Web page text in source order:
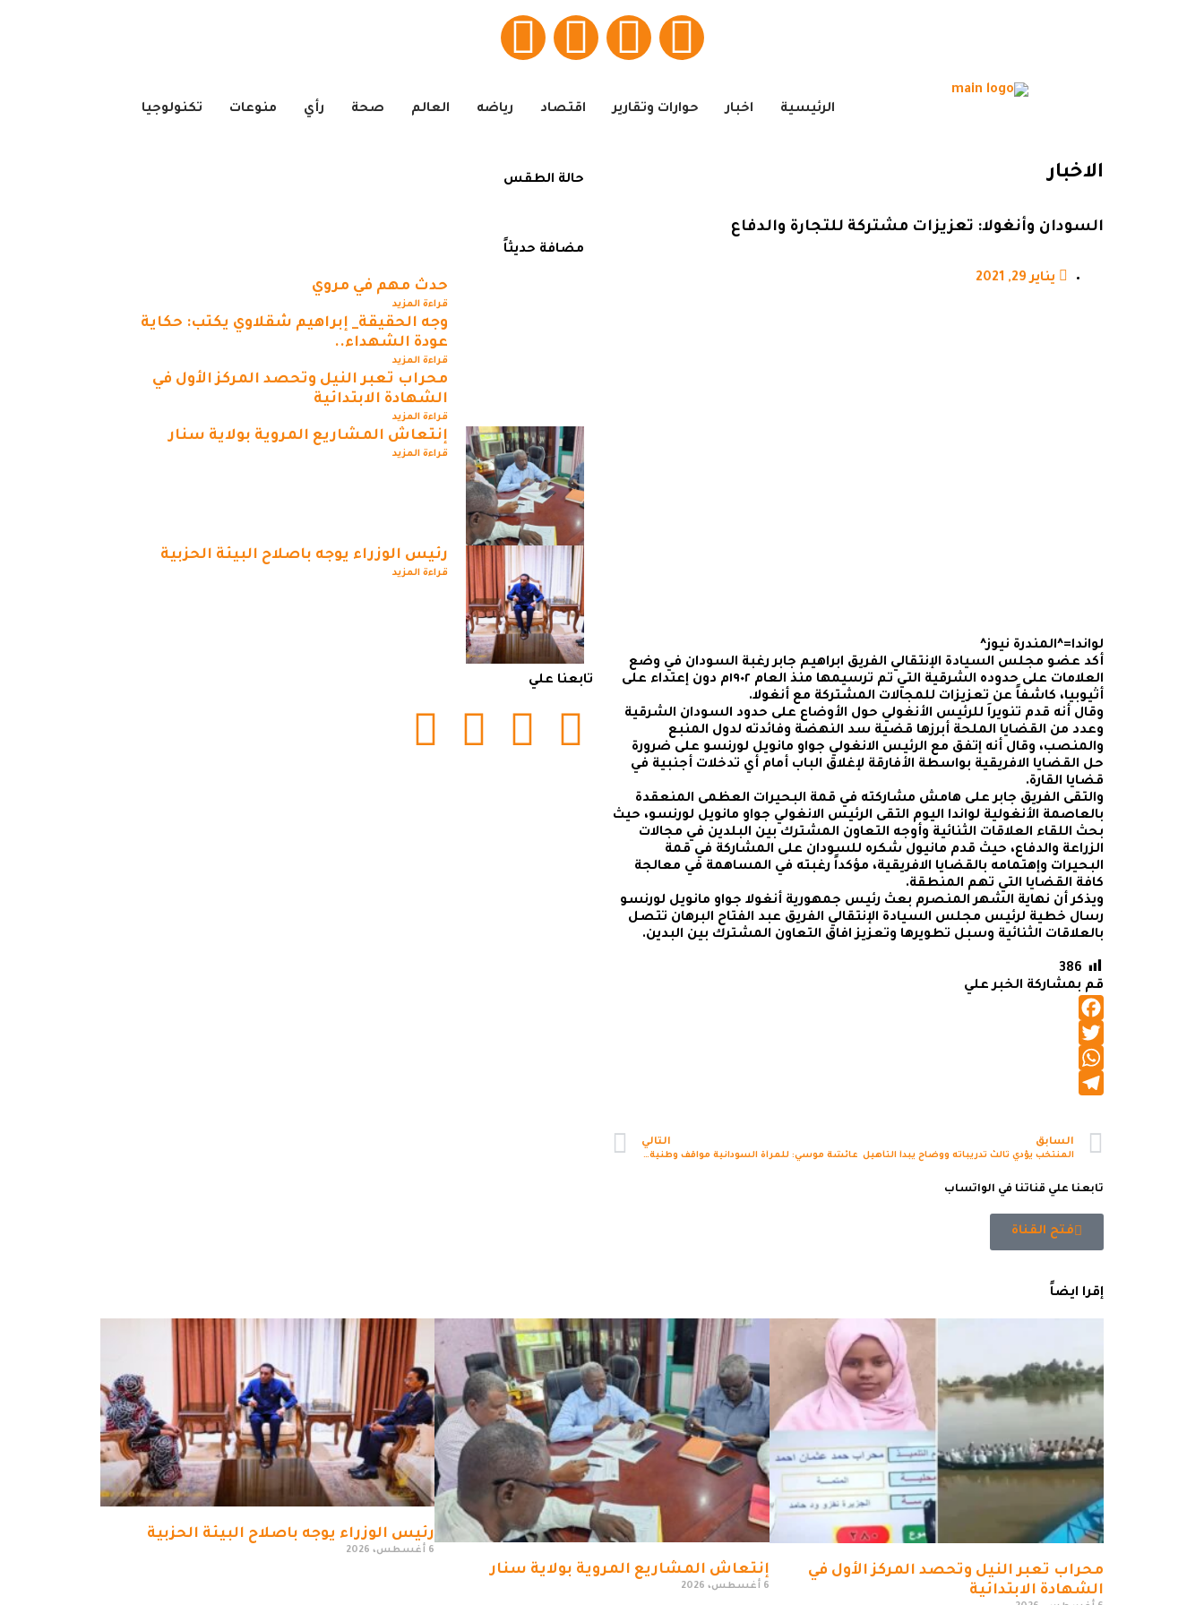
الرئيسية اخبار حوارات وتقارير اقتصاد رياضه العالم صحة رأي منوعات تكنولوجيا
الاخبار
السودان وأنغولا: تعزيزات مشتركة للتجارة والدفاع
يناير 29, 2021
لواندا=^المندرة نيوز^
أكد عضو مجلس السيادة الإنتقالي الفريق ابراهيم جابر رغبة السودان في وضع
العلامات على حدوده الشرقية التي تم ترسيمها منذ العام ١٩٠٢م دون إعتداء على
أثيوبيا، كاشفاً عن تعزيزات للمجالات المشتركة مع أنغولا.
وقال أنه قدم تنويراَ للرئيس الأنغولي حول الأوضاع على حدود السودان الشرقية
وعدد من القضايا الملحة أبرزها قضية سد النهضة وفائدته لدول المنبع
والمنصب، وقال أنه إتفق مع الرئيس الانغولي جواو مانويل لورنسو على ضرورة
حل القضايا الافريقية بواسطة الأفارقة لإغلاق الباب أمام أي تدخلات أجنبية في
قضايا القارة.
والتقى الفريق جابر على هامش مشاركته في قمة البحيرات العظمى المنعقدة
بالعاصمة الأنغولية لواندا اليوم التقى الرئيس الانغولي جواو مانويل لورنسو، حيث
بحث اللقاء العلاقات الثنائية وأوجه التعاون المشترك بين البلدين في مجالات
الزراعة والدفاع، حيث قدم مانيول شكره للسودان على المشاركة في قمة
البحيرات وإهتمامه بالقضايا الافريقية، مؤكداً رغبته في المساهمة في معالجة
كافة القضايا التي تهم المنطقة.
ويذكر أن نهاية الشهر المنصرم بعث رئيس جمهورية أنغولا جواو مانويل لورنسو
رسال خطية لرئيس مجلس السيادة الإنتقالي الفريق عبد الفتاح البرهان تتصل
بالعلاقات الثنائية وسبل تطويرها وتعزيز افاق التعاون المشترك بين البدين.
386
قم بمشاركة الخبر علي
Facebook
Twitter
WhatsApp
السابق
المنتخب يؤدي ثالث تدريباته ووضاح يبدأ التأهيل
التالي
عائشة موسي: للمرأة السودانية مواقف وطنية سجلها التاريخ
تابعنا علي قناتنا في الواتساب
فتح القناة
حالة الطقس
مضافة حديثاً
حدث مهم في مروي
قراءة المزيد
وجه الحقيقة_ إبراهيم شقلاوي يكتب: حكاية
عودة الشهداء..
قراءة المزيد
محراب تعبر النيل وتحصد المركز الأول في
الشهادة الابتدائية
قراءة المزيد
إنتعاش المشاريع المروية بولاية سنار
قراءة المزيد
رئيس الوزراء يوجه باصلاح البيئة الحزبية
قراءة المزيد
تابعنا علي
إقرا ايضاً
محراب تعبر النيل وتحصد المركز الأول في
الشهادة الابتدائية
إنتعاش المشاريع المروية بولاية سنار
6 أغسطس، 2026
رئيس الوزراء يوجه باصلاح البيئة الحزبية
6 أغسطس، 2026